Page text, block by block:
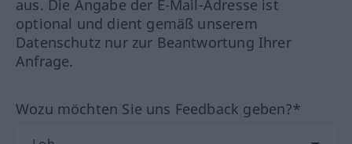
aus. Die Angabe der E-Mail-Adresse ist
optional und dient gemäß unserem
Datenschutz nur zur Beantwortung Ihrer
Anfrage.
Wozu möchten Sie uns Feedback geben?*